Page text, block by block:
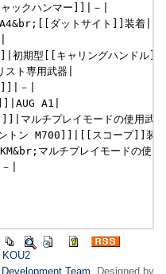
ックハンマー]]|－|
ダットサイト]]装着|
期型[[キャリングハンドル]]
ト専用武器|
－|
A1|
マルチプレイモードの使用武
トン M700]]|[[スコープ]]装
マルチプレイモードの使用
|
KOU2
Team . Designed by